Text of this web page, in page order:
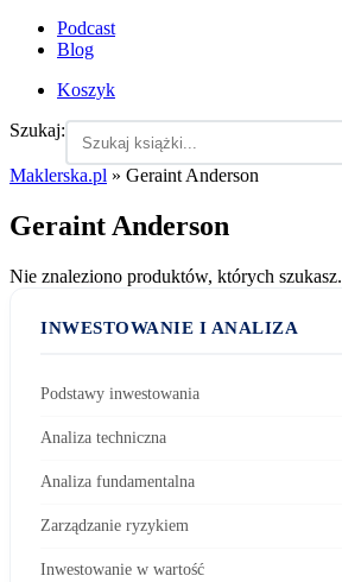
Podcast
Blog
Koszyk
Szukaj:
Maklerska.pl » Geraint Anderson
Geraint Anderson
Nie znaleziono produktów, których szukasz.
INWESTOWANIE I ANALIZA
Podstawy inwestowania
Analiza techniczna
Analiza fundamentalna
Zarządzanie ryzykiem
Inwestowanie w wartość